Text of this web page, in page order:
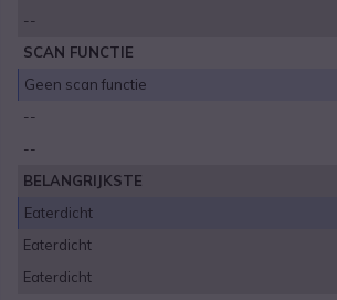
--
SCAN FUNCTIE
Geen scan functie
--
--
BELANGRIJKSTE
Eaterdicht
Eaterdicht
Eaterdicht